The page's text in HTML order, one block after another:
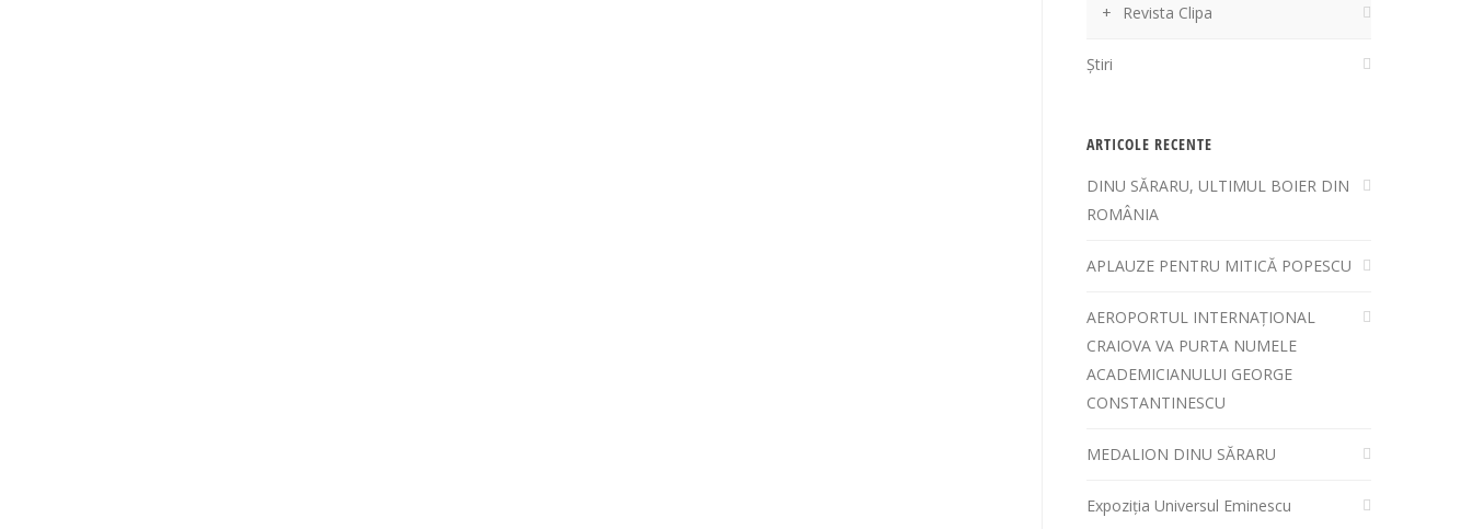
Revista Clipa
Știri
ARTICOLE RECENTE
DINU SĂRARU, ULTIMUL BOIER DIN
ROMÂNIA
APLAUZE PENTRU MITICĂ POPESCU
AEROPORTUL INTERNAȚIONAL
CRAIOVA VA PURTA NUMELE
ACADEMICIANULUI GEORGE
CONSTANTINESCU
MEDALION DINU SĂRARU
Expoziția Universul Eminescu